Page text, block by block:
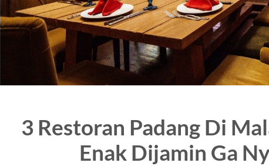
3 Restoran Padang Di
Enak Dijamin Ga